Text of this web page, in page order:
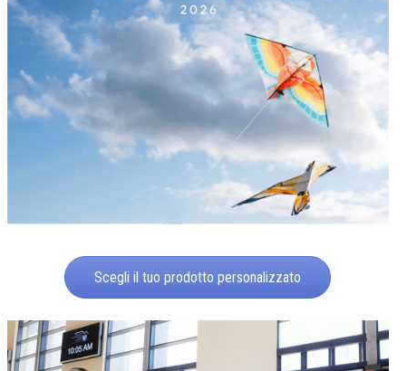
Scegli il tuo prodotto personalizzato